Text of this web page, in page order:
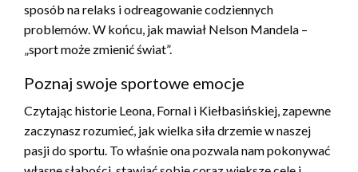
sposób na relaks i odreagowanie codziennych
problemów. W końcu, jak mawiał Nelson Mandela –
„sport może zmienić świat”.
Poznaj swoje sportowe emocje
Czytając historie Leona, Fornal i Kiełbasińskiej, zapewne
zaczynasz rozumieć, jak wielka siła drzemie w naszej
pasji do sportu. To właśnie ona pozwala nam pokonywać